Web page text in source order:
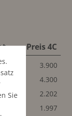
Preis 4C
3.900
4.300
2.202
1.997
Sie